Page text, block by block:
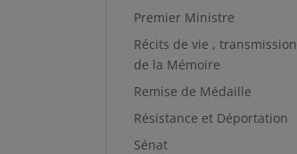
Premier Ministre
Récits de vie , transmission
de la Mémoire
Remise de Médaille
Résistance et Déportation
Sénat